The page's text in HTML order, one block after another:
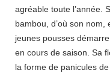
agréable toute l’année.
bambou, d’où son
jeunes pousses
en cours de saison. Sa
la forme de panicules